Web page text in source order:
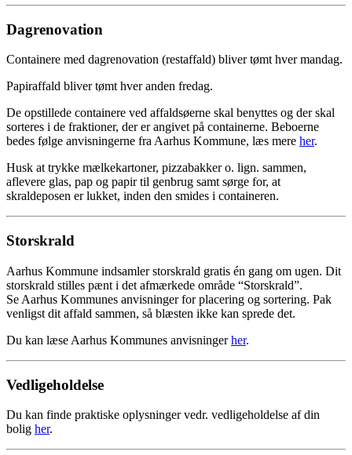
Dagrenovation
Containere med dagrenovation (restaffald) bliver tømt hver mandag.
Papiraffald bliver tømt hver anden fredag.
De opstillede containere ved affaldsøerne skal benyttes og der skal
sorteres i de fraktioner, der er angivet på containerne. Beboerne
bedes følge anvisningerne fra Aarhus Kommune, læs mere her.
Husk at trykke mælkekartoner, pizzabakker o. lign. sammen,
aflevere glas, pap og papir til genbrug samt sørge for, at
skraldeposen er lukket, inden den smides i containeren.
Storskrald
Aarhus Kommune indsamler storskrald gratis én gang om ugen. Dit
storskrald stilles pænt i det afmærkede område “Storskrald”.
Se Aarhus Kommunes anvisninger for placering og sortering. Pak
venligst dit affald sammen, så blæsten ikke kan sprede det.
Du kan læse Aarhus Kommunes anvisningerher.
Vedligeholdelse
Du kan finde praktiske oplysninger vedr. vedligeholdelse af din
bolig her.